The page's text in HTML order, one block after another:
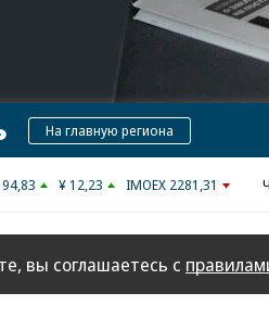
КоммерсантъНа главную региона
¥ 12,23 IMOEX 2281,31
вы соглашаетесь с